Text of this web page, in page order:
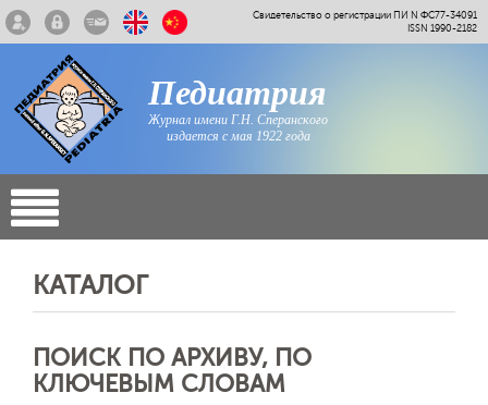
Свидетельство о регистрации ПИ N ФС77-34091
ISSN 1990-2182
Педиатрия
Журнал имени Г.Н. Сперанского
издается с мая 1922 года
КАТАЛОГ
ПОИСК ПО АРХИВУ, ПО
КЛЮЧЕВЫМ СЛОВАМ